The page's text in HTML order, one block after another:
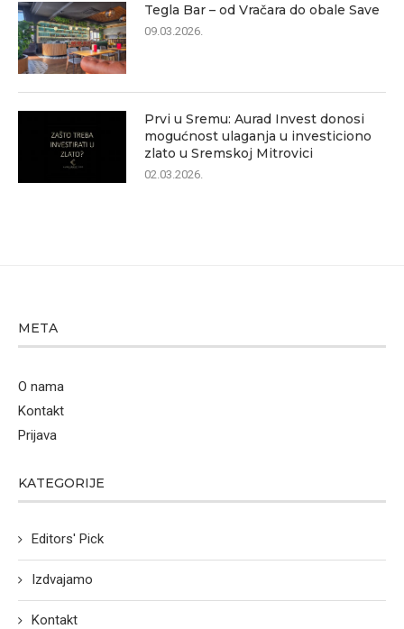
Tegla Bar – od Vračara do obale Save
09.03.2026.
Prvi u Sremu: Aurad Invest donosi
mogućnost ulaganja u investiciono
zlato u Sremskoj Mitrovici
02.03.2026.
META
O nama
Kontakt
Prijava
KATEGORIJE
Editors' Pick
Izdvajamo
Kontakt